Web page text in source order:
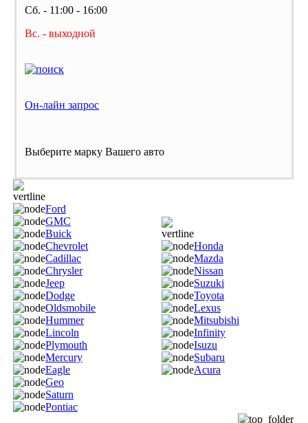
Сб. - 11:00 - 16:00
Вс. - выходной
Он-лайн запрос
Выберите марку Вашего авто
Ford
GMC
Buick
Chevrolet
Cadillac
Chrysler
Jeep
Dodge
Oldsmobile
Hummer
Lincoln
Plymouth
Mercury
Eagle
Geo
Saturn
Pontiac
Honda
Mazda
Nissan
Suzuki
Toyota
Lexus
Mitsubishi
Infinity
Isuzu
Subaru
Acura